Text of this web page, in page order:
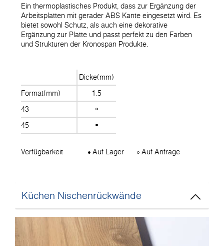
Ein thermoplastisches Produkt, dass zur Ergänzung der
Arbeitsplatten mit gerader ABS Kante eingesetzt wird. Es
bietet sowohl Schutz, als auch eine dekorative
Ergänzung zur Platte und passt perfekt zu den Farben
und Strukturen der Kronospan Produkte.
Dicke(mm)
Format(mm)
1.5
43
45
Verfügbarkeit Auf Lager Auf Anfrage
Küchen Nischenrückwände